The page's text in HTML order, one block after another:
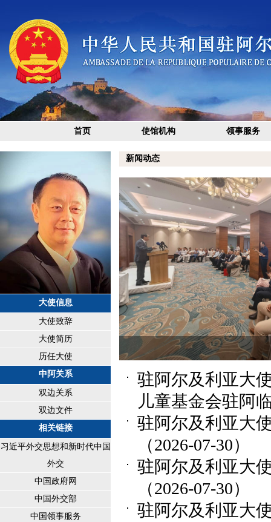
首页 使馆机构 领事服务
大使信息
大使致辞
大使简历
历任大使
中阿关系
双边关系
双边文件
相关链接
习近平外交思想和新时代中国
外交
中国政府网
中国外交部
中国领事服务
新闻动态
驻阿尔及利亚大
儿童基金会驻阿
驻阿尔及利亚大
（2026-07-30）
驻阿尔及利亚大
（2026-07-30）
驻阿尔及利亚大